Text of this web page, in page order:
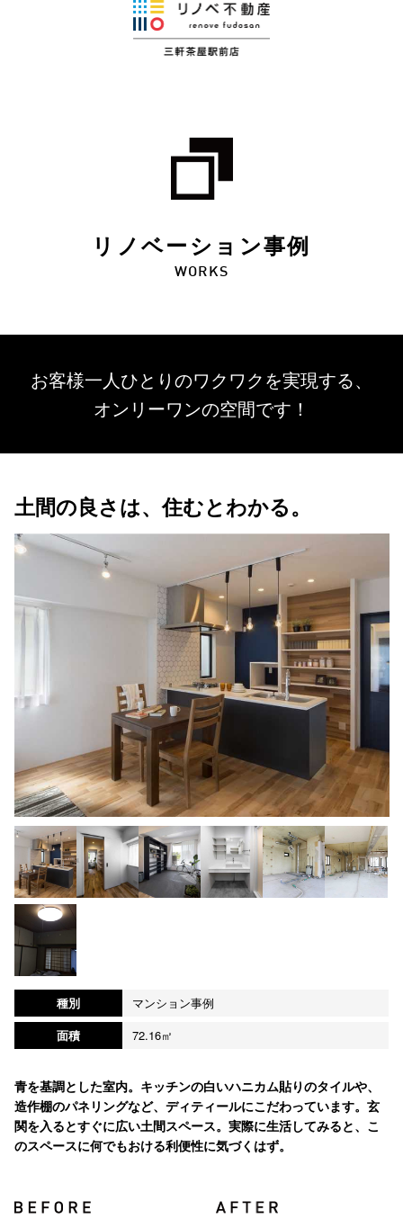
リノベーション事例
WORKS
お客様一人ひとりのワクワクを実現する、
オンリーワンの空間です！
土間の良さは、住むとわかる。
種別
マンション事例
面積
72.16㎡
青を基調とした室内。キッチンの白いハニカム貼りのタイルや、
造作棚のパネリングなど、ディティールにこだわっています。玄
関を入るとすぐに広い土間スペース。実際に生活してみると、こ
のスペースに何でもおける利便性に気づくはず。